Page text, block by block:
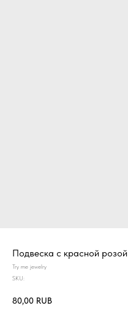
Подвеска с красной розой
Try me jewelry
SKU:
80,00 RUB